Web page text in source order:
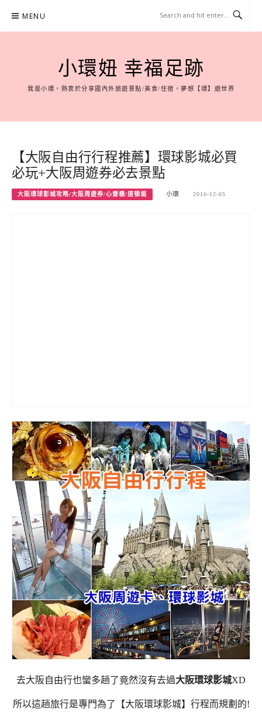
content
MENU
小環妞 幸福足跡
我是小環，熱衷於分享國內外旅遊景點/美食/住宿，夢想【環】遊世界
【大阪自由行行程推薦】環球影城必買
必玩+大阪周遊券必去景點
大阪環球影城攻略/大阪周遊券/心齋橋/道頓堀 小環 2016-12-05
去大阪自由行也蠻多趟了竟然沒有去過大阪環球影城XD
所以這趟旅行是專門為了【大阪環球影城】行程而規劃的!